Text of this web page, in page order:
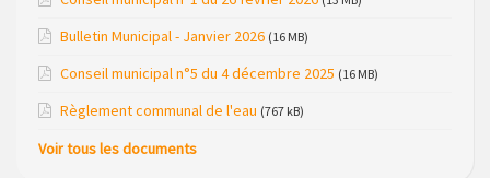
bungalows bois, ses chalets et sa piscine
Loubaresse le vendredi 20 mars 2026
2026
Bulletin Municipal - Janvier 2026 (16 MB)
Conseil municipal n°5 du 4 décembre 2025 (16 MB)
Règlement communal de l'eau (767 kB)
Voir tous les documents